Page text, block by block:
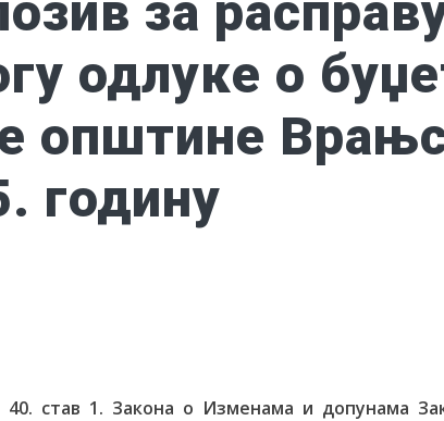
за
одлуке о
општине
годину
став 1. Закона о Изменама и допунама